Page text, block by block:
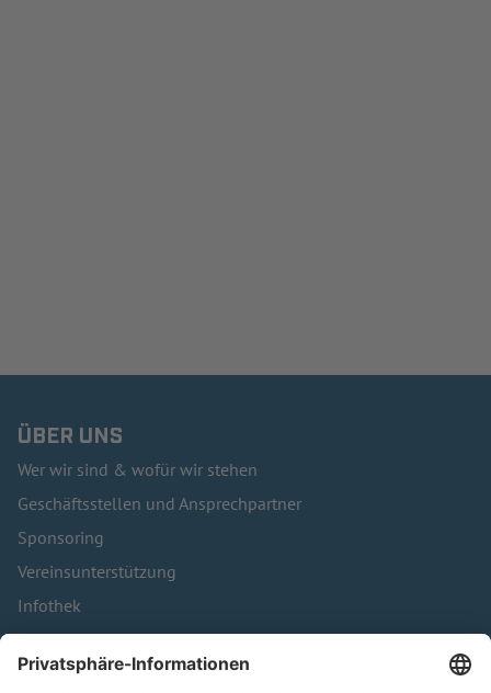
ÜBER UNS
Wer wir sind & wofür wir stehen
Geschäftsstellen und Ansprechpartner
Sponsoring
Vereinsunterstützung
Infothek
Kontakt